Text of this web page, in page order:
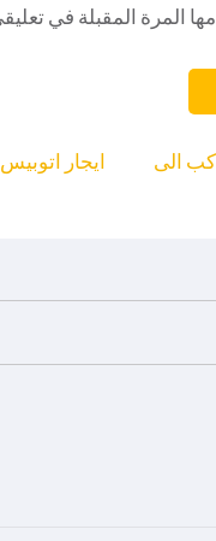
المرة المقبلة في
ايجار
21 راكب الى